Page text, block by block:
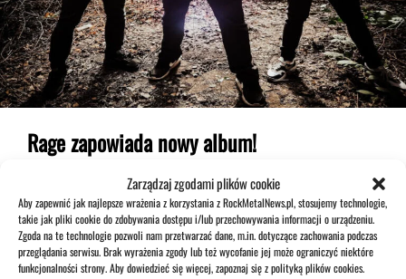
Zarządzaj zgodami plików cookie
Aby zapewnić jak najlepsze wrażenia z korzystania z RockMetalNews.pl, stosujemy technologie,
takie jak pliki cookie do zdobywania dostępu i/lub przechowywania informacji o urządzeniu.
Zgoda na te technologie pozwoli nam przetwarzać dane, m.in. dotyczące zachowania podczas
przeglądania serwisu. Brak wyrażenia zgody lub też wycofanie jej może ograniczyć niektóre
funkcjonalności strony. Aby dowiedzieć się więcej, zapoznaj się z polityką plików cookies.
Rage zapowiada nowy album!
Niemieccy metalowcy z nowym wydawnictwem!
29 czerwca 2025